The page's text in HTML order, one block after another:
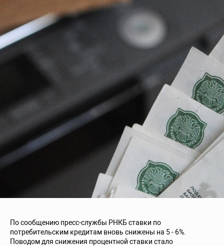
По сообщению пресс-службы РНКБ ставки по
потребительским кредитам вновь снижены на 5 - 6%.
Поводом для снижения процентной ставки стало